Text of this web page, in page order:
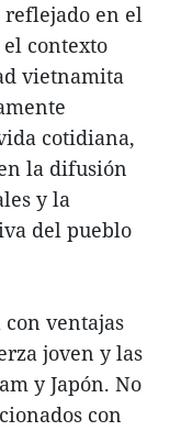
en el
contexto
vietnamita
cotidiana,
la difusión
y la
del pueblo
ventajas
joven y las
y Japón. No
con